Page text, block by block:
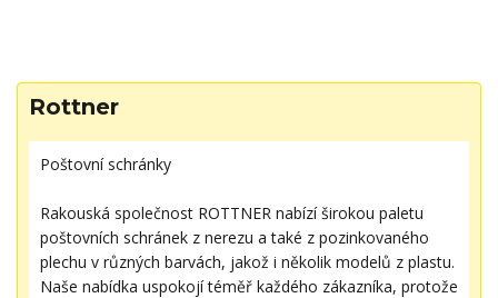
Rottner
Poštovní schránky
Rakouská společnost ROTTNER nabízí širokou paletu
poštovních schránek z nerezu a také z pozinkovaného
plechu v různých barvách, jakož i několik modelů z plastu.
Naše nabídka uspokojí téměř každého zákazníka, protože